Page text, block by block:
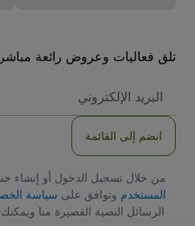
تلق فعاليات وعروض رائعة
الاكتروني
انضم إلى القائمة
من خلال تسجيل الدخول أو إنشاء
المستخدم وتوافق على سياسة
الرسائل النصية القصيرة منا